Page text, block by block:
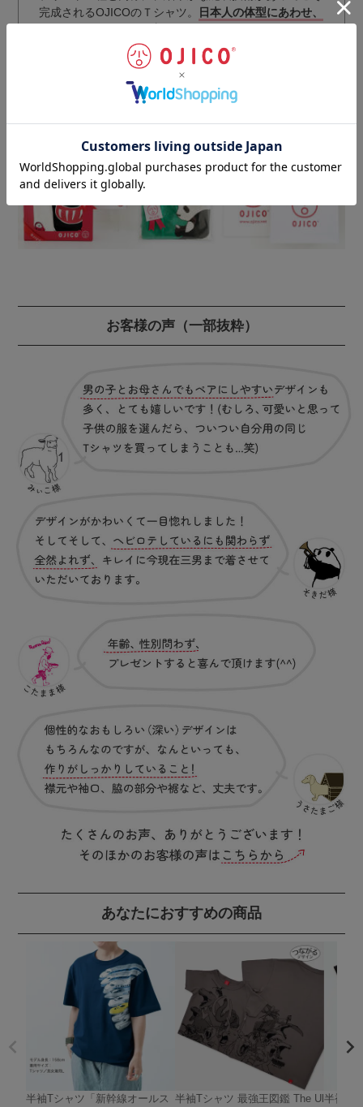
完成されるOJICOのＴシャツ。
日本人の体型にあわせ、
最高レベルの技術により実現。
丁寧な仕上げにより、耐久性・安全性をさらにアップさ
ギフトラッピングのご注文はこちらから
お客様の声（一部抜粋）
あなたにおすすめの商品
半袖Tシャツ「新幹線オールス 半袖Tシャツ 最強王図鑑 The Ul 半袖T